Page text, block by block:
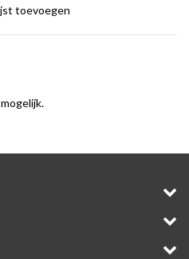
toevoegen